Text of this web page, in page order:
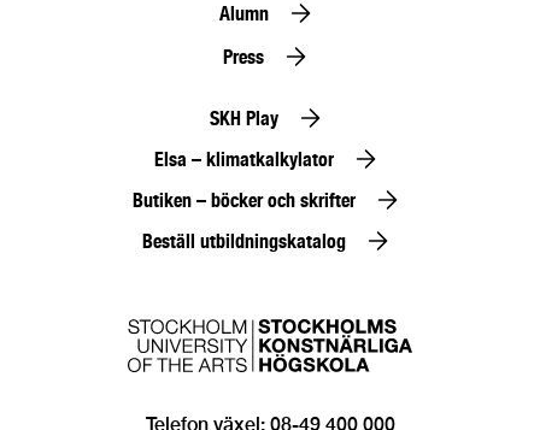
Alumn
Press
SKH Play
Elsa – klimatkalkylator
Butiken – böcker och skrifter
Beställ utbildningskatalog
Telefon växel: 08-49 400 000